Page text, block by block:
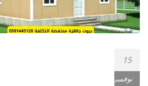
15
نوفمبر